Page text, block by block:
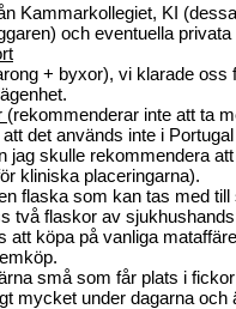
Kammarkollegiet, KI
och eventuella
+ byxor), vi klarade oss
(rekommenderar inte att ta
det används inte i
jag skulle rekommendera
kliniska placeringarna).
flaska som kan tas med
två flaskor av
att köpa på vanliga
små som får plats i
mycket under dagarna och